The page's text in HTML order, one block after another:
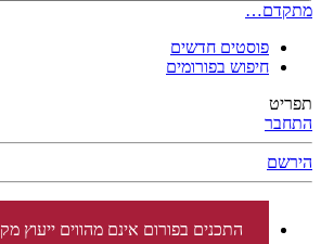
מתקדם…
פוסטים חדשים
חיפוש בפורומים
תפריט
התחבר
הירשם
התכנים בפורום אינם מהווים ייעוץ